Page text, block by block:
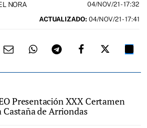
NORA 04/NOV/21- 17:32
ACTUALIZADO: 04/NOV/21 - 17:41
Presentación XXX Certamen
Castaña de Arriondas